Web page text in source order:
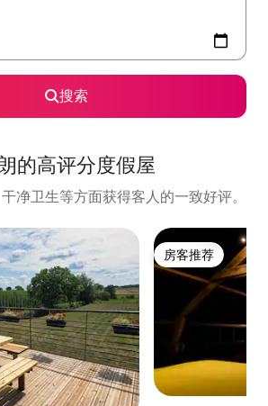
搜索
的高评分度假屋
净卫生等方面获得客人的一致好评。
房客推荐
房客推荐